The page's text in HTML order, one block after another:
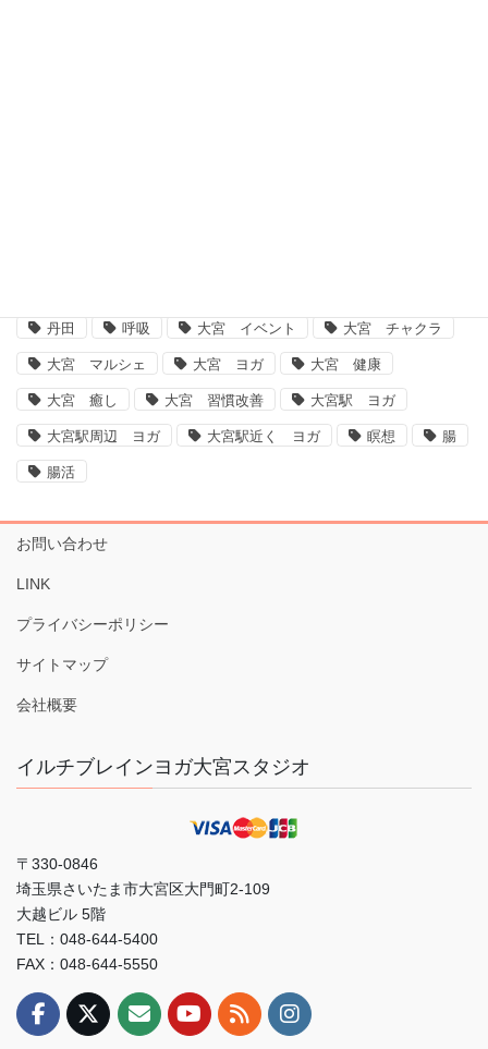
丹田 呼吸 大宮 イベント 大宮 チャクラ
大宮 マルシェ 大宮 ヨガ 大宮 健康
大宮 癒し 大宮 習慣改善 大宮駅 ヨガ
大宮駅周辺 ヨガ 大宮駅近く ヨガ 瞑想 腸
腸活
お問い合わせ
LINK
プライバシーポリシー
サイトマップ
会社概要
イルチブレインヨガ大宮スタジオ
〒330-0846
埼玉県さいたま市大宮区大門町2-109
大越ビル 5階
TEL：048-644-5400
FAX：048-644-5550